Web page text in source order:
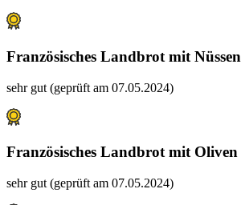
Französisches Landbrot mit Nüssen
sehr gut (geprüft am 07.05.2024)
Französisches Landbrot mit Oliven
sehr gut (geprüft am 07.05.2024)